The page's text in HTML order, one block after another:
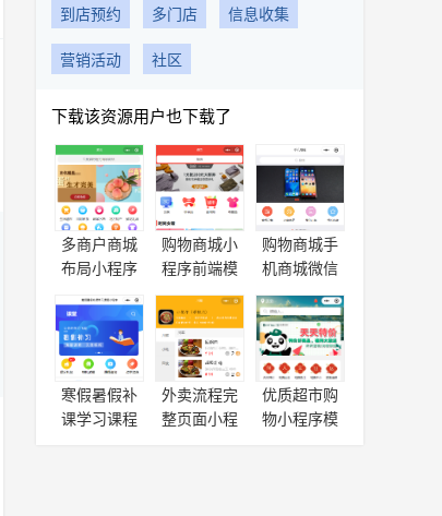
到店预约 多门店 信息收集
营销活动 社区
下载该资源用户也下载了
多商户商城
布局小程序
载
购物商城小
程序前端模
板源码
购物商城手
机商城微信
小程序模板
寒假暑假补
课学习课程
外卖流程完
整页面小程
优质超市购
物小程序模